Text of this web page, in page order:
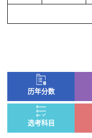
历年分数
选考科目